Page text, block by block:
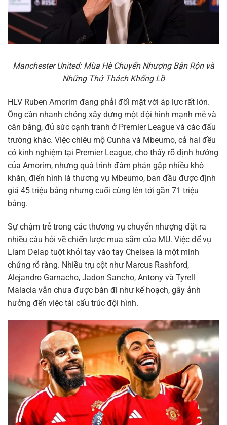
Manchester United: Mùa Hè Chuyển Nhượng Bận Rộn và
Những Thử Thách Khổng Lồ
HLV Ruben Amorim đang phải đối mặt với áp lực rất lớn.
Ông cần nhanh chóng xây dựng một đội hình mạnh mẽ và
cân bằng, đủ sức cạnh tranh ở Premier League và các đấu
trường khác. Việc chiêu mộ Cunha và Mbeumo, cả hai đều
có kinh nghiệm tại Premier League, cho thấy rõ định hướng
của Amorim, nhưng quá trình đàm phán gặp nhiều khó
khăn, điển hình là thương vụ Mbeumo, ban đầu được định
giá 45 triệu bảng nhưng cuối cùng lên tới gần 71 triệu
bảng.
Sự chậm trễ trong các thương vụ chuyển nhượng đặt ra
nhiều câu hỏi về chiến lược mua sắm của MU. Việc để vụ
Liam Delap tuột khỏi tay vào tay Chelsea là một minh
chứng rõ ràng. Nhiều trụ cột như Marcus Rashford,
Alejandro Garnacho, Jadon Sancho, Antony và Tyrell
Malacia vẫn chưa được bán đi như kế hoạch, gây ảnh
hưởng đến việc tái cấu trúc đội hình.